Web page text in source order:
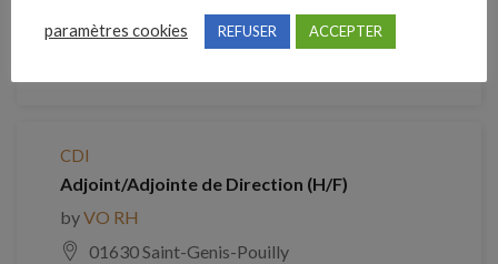
byVO RH
CDI
Adjoint/Adjointe de Direction (H/F)
byVO RH
01630 Saint-Genis-Pouilly
paramètres cookies REFUSER ACCEPTER